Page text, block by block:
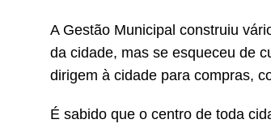
A Gestão Municipal construiu
da cidade, mas se esqueceu de
dirigem à cidade para compras,
É sabido que o centro de toda